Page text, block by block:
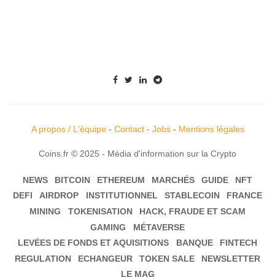
A propos / L'équipe- Contact- Jobs- Mentions légales
Coins.fr © 2025 - Média d'information sur la Crypto
NEWS BITCOIN ETHEREUM MARCHÉS GUIDE
NFT
DEFI
AIRDROP INSTITUTIONNEL STABLECOIN
FRANCE
MINING
TOKENISATION
HACK, FRAUDE ET SCAM
GAMING
MÉTAVERSE
LEVÉES DE FONDS ET AQUISITIONS
BANQUE
FINTECH
REGULATION
ECHANGEUR TOKEN SALE
NEWSLETTER
LE MAG